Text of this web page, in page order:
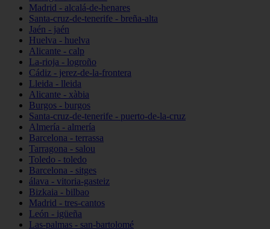
Madrid - alcalá-de-henares
Santa-cruz-de-tenerife - breña-alta
Jaén - jaén
Huelva - huelva
Alicante - calp
La-rioja - logroño
Cádiz - jerez-de-la-frontera
Lleida - lleida
Alicante - xàbia
Burgos - burgos
Santa-cruz-de-tenerife - puerto-de-la-cruz
Almería - almería
Barcelona - terrassa
Tarragona - salou
Toledo - toledo
Barcelona - sitges
álava - vitoria-gasteiz
Bizkaia - bilbao
Madrid - tres-cantos
León - igüeña
Las-palmas - san-bartolomé